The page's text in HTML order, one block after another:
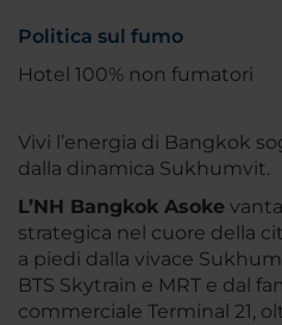
Politica sul fumo
Hotel 100% non fumatori
Vivi l’energia di Bangkok
dalla dinamica Sukhumvit.
L’NH Bangkok Asoke
strategica nel cuore della
a piedi dalla vivace
BTS Skytrain e MRT e dal
commerciale Terminal 21,